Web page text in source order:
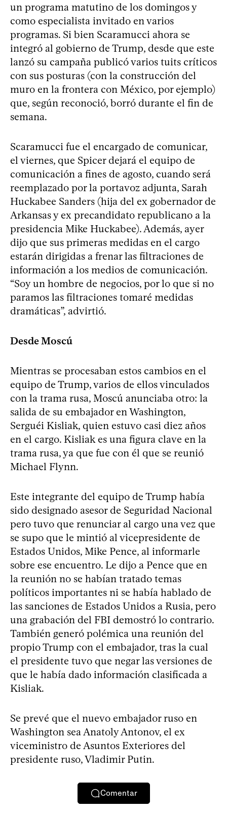
un programa matutino de los domingos y
como especialista invitado en varios
programas. Si bien Scaramucci ahora se
integró al gobierno de Trump, desde que este
lanzó su campaña publicó varios tuits críticos
con sus posturas (con la construcción del
muro en la frontera con México, por ejemplo)
que, según reconoció, borró durante el fin de
semana.
Scaramucci fue el encargado de comunicar,
el viernes, que Spicer dejará el equipo de
comunicación a fines de agosto, cuando será
reemplazado por la portavoz adjunta, Sarah
Huckabee Sanders (hija del ex gobernador de
Arkansas y ex precandidato republicano a la
presidencia Mike Huckabee). Además, ayer
dijo que sus primeras medidas en el cargo
estarán dirigidas a frenar las filtraciones de
información a los medios de comunicación.
“Soy un hombre de negocios, por lo que si no
paramos las filtraciones tomaré medidas
dramáticas”, advirtió.
Desde Moscú
Mientras se procesaban estos cambios en el
equipo de Trump, varios de ellos vinculados
con la trama rusa, Moscú anunciaba otro: la
salida de su embajador en Washington,
Serguéi Kisliak, quien estuvo casi diez años
en el cargo. Kisliak es una figura clave en la
trama rusa, ya que fue con él que se reunió
Michael Flynn.
Este integrante del equipo de Trump había
sido designado asesor de Seguridad Nacional
pero tuvo que renunciar al cargo una vez que
se supo que le mintió al vicepresidente de
Estados Unidos, Mike Pence, al informarle
sobre ese encuentro. Le dijo a Pence que en
la reunión no se habían tratado temas
políticos importantes ni se había hablado de
las sanciones de Estados Unidos a Rusia, pero
una grabación del FBI demostró lo contrario.
También generó polémica una reunión del
propio Trump con el embajador, tras la cual
el presidente tuvo que negar las versiones de
que le había dado información clasificada a
Kisliak.
Se prevé que el nuevo embajador ruso en
Washington sea Anatoly Antonov, el ex
viceministro de Asuntos Exteriores del
presidente ruso, Vladimir Putin.
Comentar